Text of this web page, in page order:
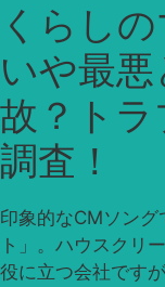
くらし
いや最
故？トラ
調査！
印象的なCMソング
ト」。ハウスクリ
役に立つ会社です